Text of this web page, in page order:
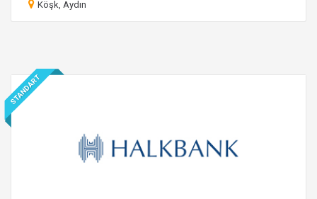
Köşk, Aydın
STANDART